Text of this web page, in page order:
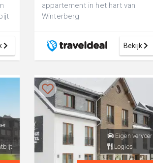
appartement in het hart van
Winterberg
Bekijk
Eigen vervoer
Logies